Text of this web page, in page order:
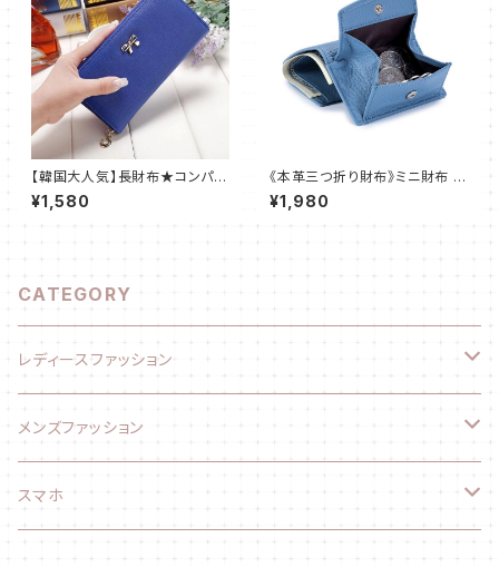
【韓国大人気】長財布★コンパク
ト★リボンが可愛い★レディー
ス★ブルー@
¥1,580
《本革三つ折り財布》ミニ財布 薄
くて軽い レディース ブルー
¥1,980
CATEGORY
レディースファッション
ファッション小物
長財布
メンズファッション
ファッション小物
スマホ
スマホケース